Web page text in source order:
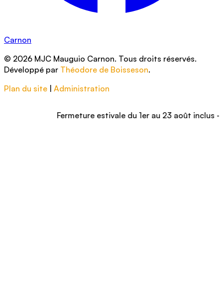
Carnon
© 2026 MJC Mauguio Carnon. Tous droits réservés.
Développé par Théodore de Boisseson.
Plan du site | Administration
Fermeture estivale du 1er au 23 août inclus – Nous